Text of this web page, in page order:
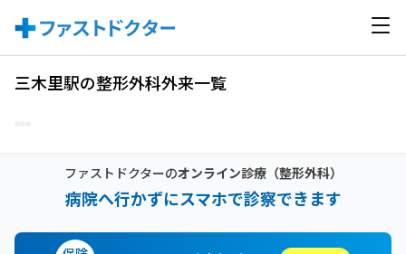
三木里駅の整形外科外来一覧
ファストドクターのオンライン診療（整形外科）
病院へ行かずにスマホで診察できます